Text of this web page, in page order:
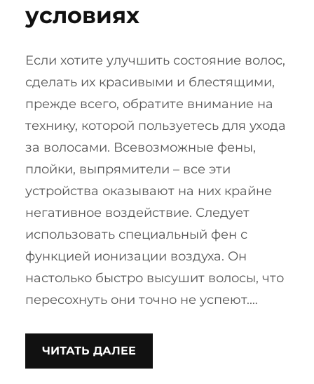
условиях
Если хотите улучшить состояние волос,
сделать их красивыми и блестящими,
прежде всего, обратите внимание на
технику, которой пользуетесь для ухода
за волосами. Всевозможные фены,
плойки, выпрямители – все эти
устройства оказывают на них крайне
негативное воздействие. Следует
использовать специальный фен с
функцией ионизации воздуха. Он
настолько быстро высушит волосы, что
пересохнуть они точно не успеют.…
ЧИТАТЬ ДАЛЕЕ